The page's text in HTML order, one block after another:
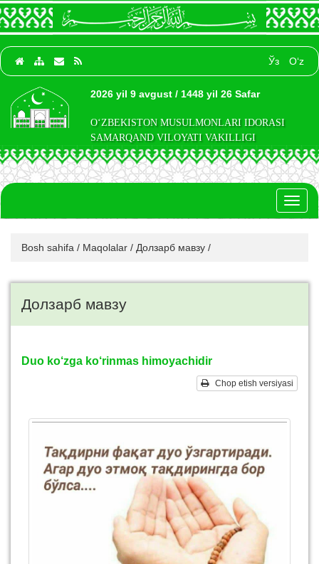
Ўз O‘z
2026 yil 9 avgust / 1448 yil 26 Safar
O‘ZBEKISTON MUSULMONLARI IDORASI
SAMARQAND VILOYATI VAKILLIGI
Bosh sahifa / Maqolalar / Долзарб мавзу /
Долзарб мавзу
Duo ko‘zga ko‘rinmas himoyachidir
Chop etish versiyasi